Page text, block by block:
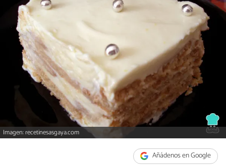
Imagen: recetinesasgaya.com
Añádenos en Google